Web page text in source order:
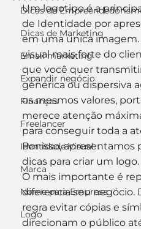
Dicas de
Dicas de Marketing
Email marketing
Expandir negócio
Finanças
Freelancer
Identidade Visual
Marca
Nome para Empresa
Logo
Um logotipo é a
de Identidade por
em uma única imagem.
visual mais forte do
que você quer
genérica ou dispersiva
os mesmos valores,
merece atenção
para conseguir toda a
Por isso, apresentamos
dicas para criar um logo.
O mais importante é
diferencia seu negócio.
regra evitar cópias e
direcionam o público